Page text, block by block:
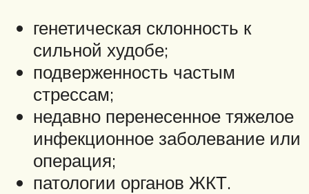
генетическая склонность к
сильной худобе;
подверженность частым
стрессам;
недавно перенесенное тяжелое
инфекционное заболевание или
операция;
патологии органов ЖКТ.